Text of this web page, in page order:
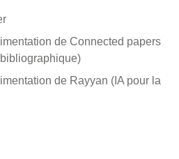
de Connected papers
de Rayyan (IA pour la